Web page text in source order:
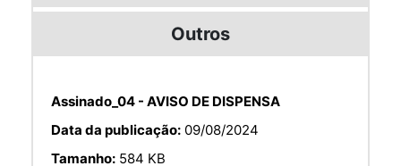
Outros
Assinado_04 - AVISO DE DISPENSA
Data da publicação: 09/08/2024
Tamanho: 584 KB